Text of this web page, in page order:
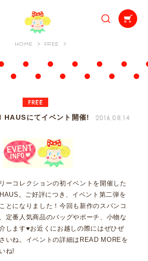
HOME FREE
FREE
HAUSにてイベント開催! 2016.08.14
ーコレクションの初イベントを開催した
。ご好評につき、イベント第二弾を
とになりました！今回も新作のスパンコ
定番人気商品のバッグやポーチ、小物な
します♥お近くにお越しの際にはぜひぜ
いね。イベントの詳細はREAD MOREを
ね!